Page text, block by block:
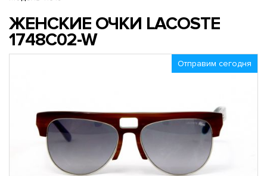
ЖЕНСКИЕ ОЧКИ LACOSTE
1748C02-W
Отправим сегодня